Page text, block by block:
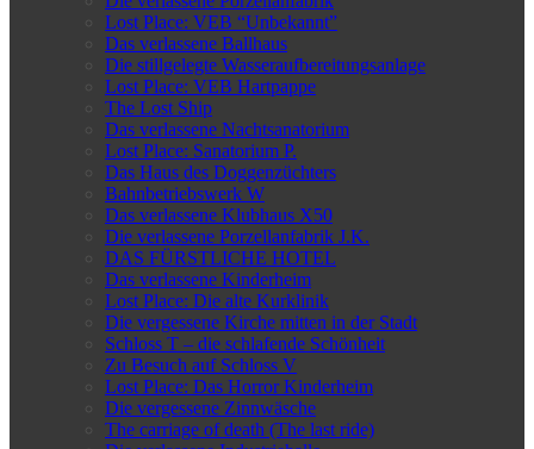
Lost Place: VEB “Unbekannt”
Das verlassene Ballhaus
Die stillgelegte Wasseraufbereitungsanlage
Lost Place: VEB Hartpappe
The Lost Ship
Das verlassene Nachtsanatorium
Lost Place: Sanatorium P.
Das Haus des Doggenzüchters
Bahnbetriebswerk W
Das verlassene Klubhaus X50
Die verlassene Porzellanfabrik J.K.
DAS FÜRSTLICHE HOTEL
Das verlassene Kinderheim
Lost Place: Die alte Kurklinik
Die vergessene Kirche mitten in der Stadt
Schloss T – die schlafende Schönheit
Zu Besuch auf Schloss V
Lost Place: Das Horror Kinderheim
Die vergessene Zinnwäsche
The carriage of death (The last ride)